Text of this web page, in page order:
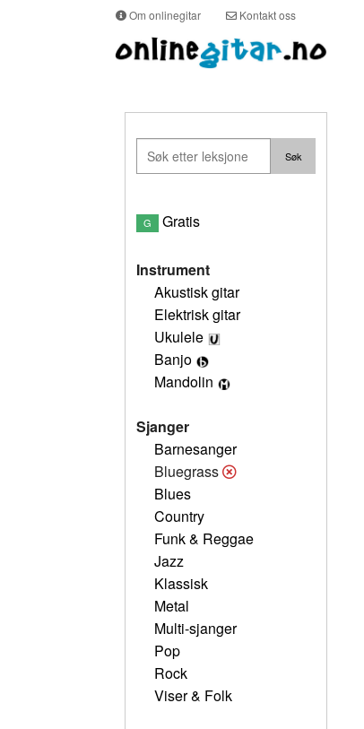
Om onlinegitar Kontakt oss
G Gratis
Instrument
Akustisk gitar
Elektrisk gitar
Ukulele
Banjo
Mandolin
Sjanger
Barnesanger
Bluegrass
Blues
Country
Funk & Reggae
Jazz
Klassisk
Metal
Multi-sjanger
Pop
Rock
Viser & Folk